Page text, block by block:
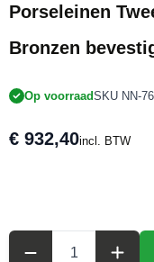
Porseleinen
Bronzen
Op voorraadSKU NN-
€ 932,40incl. BTW